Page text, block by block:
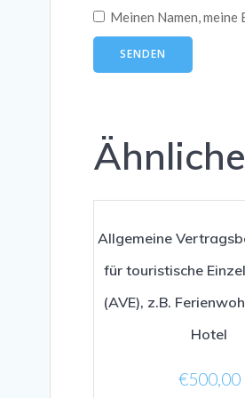
Meinen Namen,
Allgemeine
für touristische
(AVE), z.B.
Hotel
€500,00